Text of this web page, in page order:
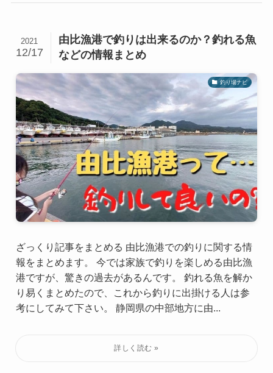
由比漁港で釣りは出来るのか？釣れる魚
などの情報まとめ
2021
12/17
釣り場ナビ
ざっくり記事をまとめる 由比漁港での釣りに関する情
報をまとめます。 今では家族で釣りを楽しめる由比漁
港ですが、驚きの過去があるんです。 釣れる魚を解か
り易くまとめたので、これから釣りに出掛ける人は参
考にしてみて下さい。 静岡県の中部地方に由...